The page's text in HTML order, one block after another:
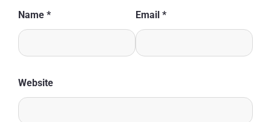
Name * Email *
Website